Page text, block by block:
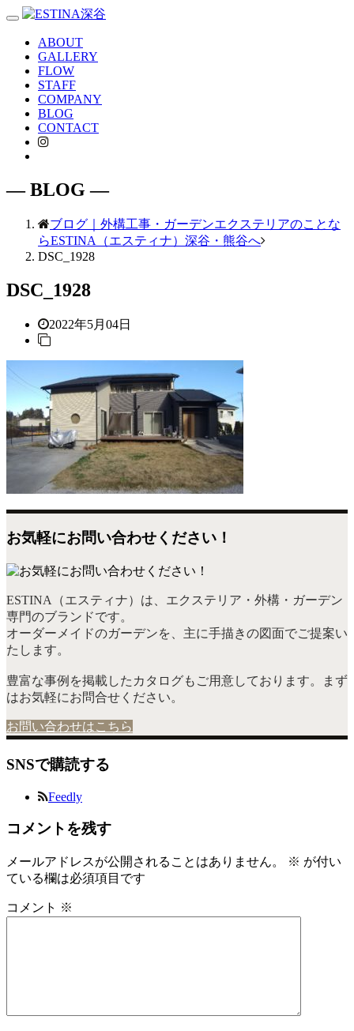
Toggle
navigation
ABOUT
GALLERY
FLOW
STAFF
COMPANY
BLOG
CONTACT
― BLOG ―
ブログ｜外構工事・ガーデンエクステリアのことな
らESTINA（エスティナ）深谷・熊谷へ
DSC_1928
DSC_1928
2022年5月04日
お気軽にお問い合わせください！
ESTINA（エスティナ）は、エクステリア・外構・ガーデン
専門のブランドです。
オーダーメイドのガーデンを、主に手描きの図面でご提案い
たします。
豊富な事例を掲載したカタログもご用意しております。まず
はお気軽にお問合せください。
お問い合わせはこちら
SNSで購読する
Feedly
コメントを残す
メールアドレスが公開されることはありません。 ※ が付い
ている欄は必須項目です
コメント ※